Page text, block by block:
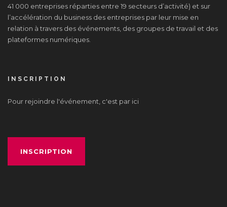
41 000 entreprises réparties entre 19 secteurs d’activité) et sur
l’accélération du business des entreprises par leur mise en
relation à travers des événements, des groupes de travail et des
plateformes numériques.
INSCRIPTION
Pour rejoindre l'événement, c'est par ici
INSCRIPTION